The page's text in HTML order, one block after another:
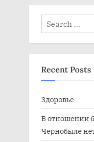
Search
for:
Recent Posts
Здоровье
В отношении
Чернобыле